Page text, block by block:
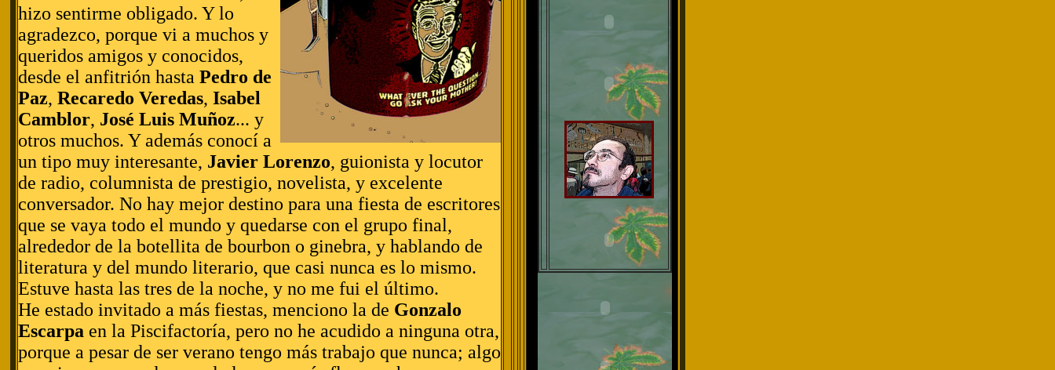
hizo sentirme obligado. Y lo
agradezco, porque vi a muchos y
queridos amigos y conocidos,
desde el anfitrión hasta Pedro de
Paz, Recaredo Veredas, Isabel
Camblor, José Luis Muñoz... y
otros muchos. Y además conocí a
un tipo muy interesante, Javier Lorenzo, guionista y locutor
de radio, columnista de prestigio, novelista, y excelente
conversador. No hay mejor destino para una fiesta de escritores
que se vaya todo el mundo y quedarse con el grupo final,
alrededor de la botellita de bourbon o ginebra, y hablando de
literatura y del mundo literario, que casi nunca es lo mismo.
Estuve hasta las tres de la noche, y no me fui el último.
He estado invitado a más fiestas, menciono la de Gonzalo
Escarpa en la Piscifactoría, pero no he acudido a ninguna otra,
porque a pesar de ser verano tengo más trabajo que nunca; algo